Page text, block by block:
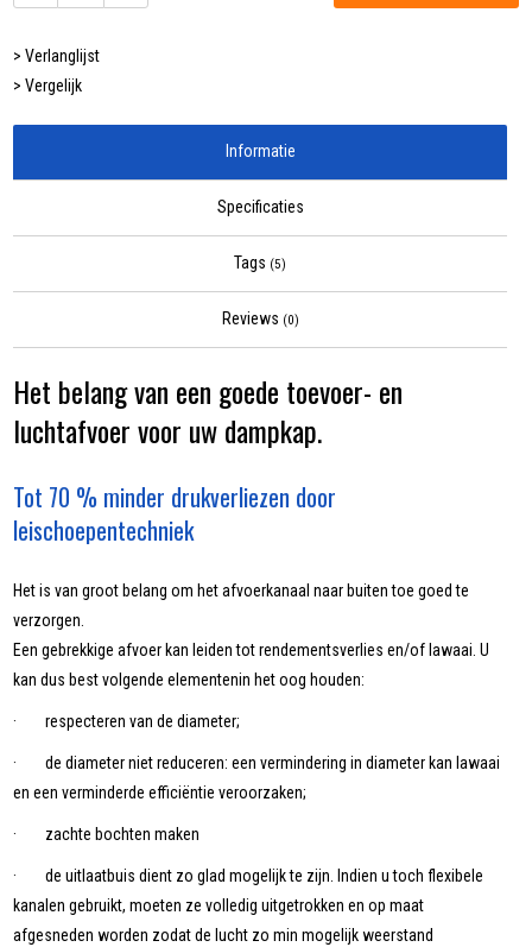
> Verlanglijst
> Vergelijk
Informatie
Specificaties
Tags (5)
Reviews (0)
Het belang van een goede toevoer- en
luchtafvoer voor uw dampkap.
Tot 70 % minder drukverliezen door
leischoepentechniek
Het is van groot belang om het afvoerkanaal naar buiten toe goed te
verzorgen.
Een gebrekkige afvoer kan leiden tot rendementsverlies en/of lawaai. U
kan dus best volgende elementenin het oog houden:
· respecteren van de diameter;
· de diameter niet reduceren: een vermindering in diameter kan lawaai
en een verminderde efficiëntie veroorzaken;
· zachte bochten maken
· de uitlaatbuis dient zo glad mogelijk te zijn. Indien u toch flexibele
kanalen gebruikt, moeten ze volledig uitgetrokken en op maat
afgesneden worden zodat de lucht zo min mogelijk weerstand